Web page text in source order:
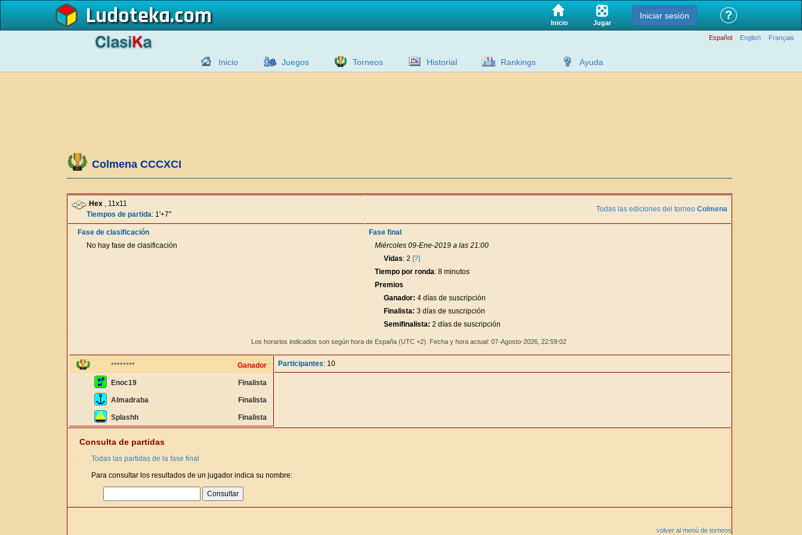
Ludoteka Inicio Jugar
Iniciar sesión ?
Español English Français
Inicio Juegos Torneos Historial Rankings Ayuda
Colmena CCCXCI
Hex , 11x11
Tiempos de partida: 1'+7"
Todas las ediciones del torneo Colmena
Fase de clasificación
No hay fase de clasificación
Fase final
Miércoles 09-Ene-2019 a las 21:00
Vidas: 2 [?]
Tiempo por ronda: 8 minutos
Premios
Ganador: 4 días de suscripción
Finalista: 3 días de suscripción
Semifinalista: 2 días de suscripción
Los horarios indicados son según hora de España (UTC +2). Fecha y hora actual: 07-Agosto-2026, 22:59:02
******** Ganador
Enoc19 Finalista
Almadraba Finalista
Splashh Finalista
Participantes: 10
Consulta de partidas
Todas las partidas de la fase final
Para consultar los resultados de un jugador indica su nombre:
volver al menú de torneos